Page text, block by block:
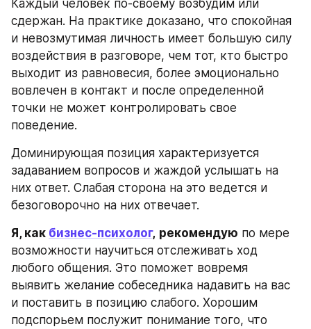
Каждый человек по-своему возбудим или
сдержан. На практике доказано, что спокойная
и невозмутимая личность имеет большую силу
воздействия в разговоре, чем тот, кто быстро
выходит из равновесия, более эмоционально
вовлечен в контакт и после определенной
точки не может контролировать свое
поведение.
Доминирующая позиция характеризуется
задаванием вопросов и жаждой услышать на
них ответ. Слабая сторона на это ведется и
безоговорочно на них отвечает.
Я, как бизнес-психолог, рекомендую по мере
возможности научиться отслеживать ход
любого общения. Это поможет вовремя
выявить желание собеседника надавить на вас
и поставить в позицию слабого. Хорошим
подспорьем послужит понимание того, что